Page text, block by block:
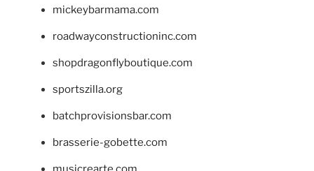
mickeybarmama.com
roadwayconstructioninc.com
shopdragonflyboutique.com
sportszilla.org
batchprovisionsbar.com
brasserie-gobette.com